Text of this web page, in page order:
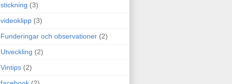
stickning (3)
videoklipp (3)
Funderingar och observationer (2)
Utveckling (2)
Vintips (2)